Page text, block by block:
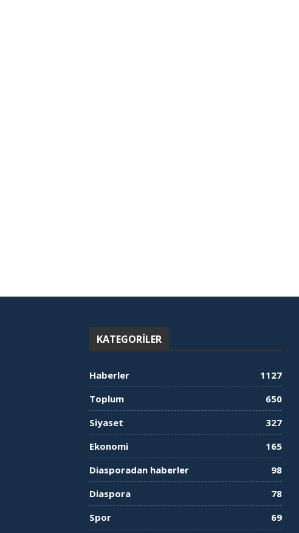
KATEGORILER
Haberler
1127
Toplum
650
Siyaset
327
Ekonomi
165
Diasporadan haberler
98
Diaspora
78
Spor
69